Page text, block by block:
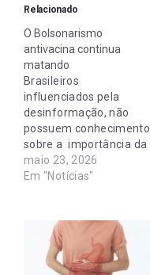
Relacionado
O Bolsonarismo
antivacina continua
matando
Brasileiros
influenciados pela
desinformação, não
possuem conhecimento
sobre a importância da
vacinação. A baixa
adesão vacinal contra a
hospitalares . Muitos
pacientes estão com
problemas graves nos
pulmões, sequelas
maio 23, 2026
Em "Notícias"